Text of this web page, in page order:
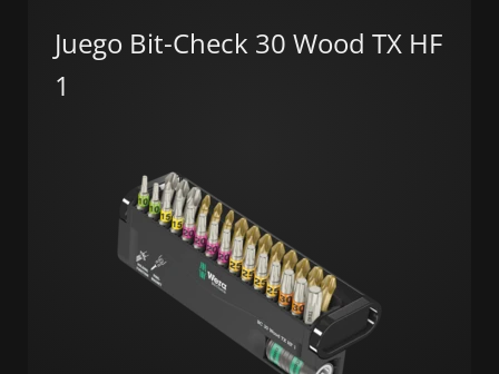
Juego Bit-Check 30 Wood TX HF
1